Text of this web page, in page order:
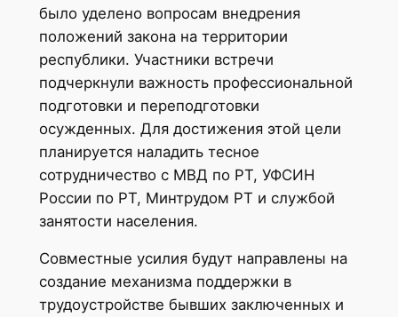
было уделено вопросам внедрения
положений закона на территории
республики. Участники встречи
подчеркнули важность профессиональной
подготовки и переподготовки
осужденных. Для достижения этой цели
планируется наладить тесное
сотрудничество с МВД по РТ, УФСИН
России по РТ, Минтрудом РТ и службой
занятости населения.
Совместные усилия будут направлены на
создание механизма поддержки в
трудоустройстве бывших заключенных и